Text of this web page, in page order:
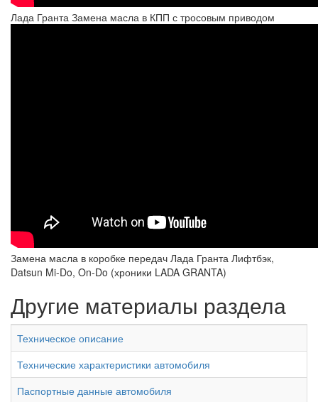
Лада Гранта Замена масла в КПП с тросовым приводом
Замена масла в коробке передач Лада Гранта Лифтбэк,
Datsun Mi-Do, On-Do (хроники LADA GRANTA)
Другие материалы раздела
Техническое описание
Технические характеристики автомобиля
Паспортные данные автомобиля